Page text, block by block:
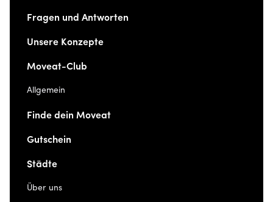
Fragen und Antworten
Unsere Konzepte
Moveat-Club
Allgemein
Finde dein Moveat
Gutschein
Städte
Über uns